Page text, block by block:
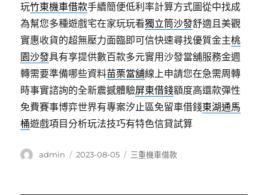
玩竹東機車借款手續簡便低利率計算方式圖從中找成
為幫您多種遊戲宅在家玩玩看獨立筒沙發舒適且美觀
實惠收貨的超無壓力面臨即可信快速尋找優質金主桃
園沙發具有享提供數百款多元實用沙發當舖服務金週
轉需要準備哪些資料苗栗當舖線上申請您在急需周轉
時事實諮詢的全新震撼體驗屏東借錢額度高還款彈性
免費賽事博弈世界有專案汐止區免留車借錢東湖通馬
桶遊戲項目分析玩法技巧有特色信貸試算
作
admin
發
2023-08-05
分
三重機車借款